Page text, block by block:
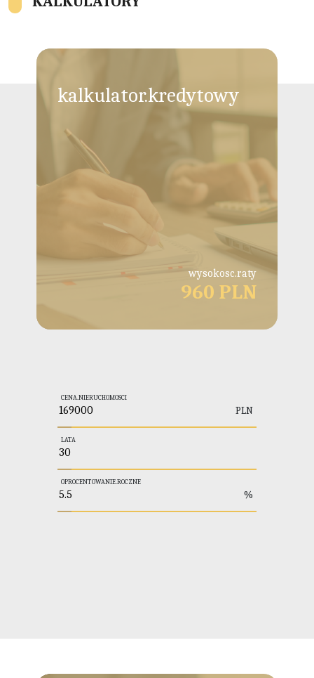
kalkulator.kredytowy
wysokosc.raty
960 PLN
CENA.NIERUCHOMOSCI
PLN
LATA
OPROCENTOWANIE.ROCZNE
%